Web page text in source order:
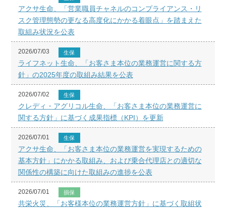
アクサ生命、「営業職員チャネルのコンプライアンス・リ
スク管理態勢の更なる高度化にかかる着眼点」を踏まえた
取組み状況を公表
2026/07/03 生保
ライフネット生命、「お客さま本位の業務運営に関する方
針」の2025年度の取組み結果を公表
2026/07/02 生保
クレディ・アグリコル生命、「お客さま本位の業務運営に
関する方針」に基づく成果指標（KPI）を更新
2026/07/01 生保
アクサ生命、「お客さま本位の業務運営を実現するための
基本方針」にかかる取組み、および乗合代理店との適切な
関係性の構築に向けた取組みの進捗を公表
2026/07/01 損保
共栄火災、「お客様本位の業務運営方針」に基づく取組状